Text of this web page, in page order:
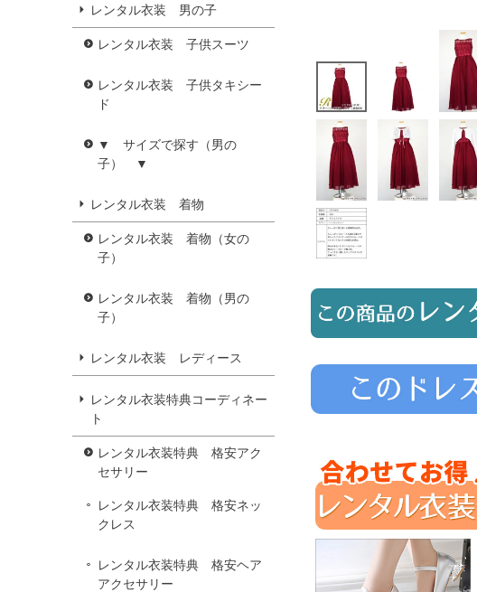
レンタル衣装 男の子
レンタル衣装 子供スーツ
レンタル衣装 子供タキシー
ド
▼ サイズで探す（男の
子） ▼
レンタル衣装 着物
レンタル衣装 着物（女の
子）
レンタル衣装 着物（男の
子）
レンタル衣装 レディース
レンタル衣装特典コーディネー
ト
レンタル衣装特典 格安アク
セサリー
レンタル衣装特典 格安ネッ
クレス
レンタル衣装特典 格安ヘア
アクセサリー